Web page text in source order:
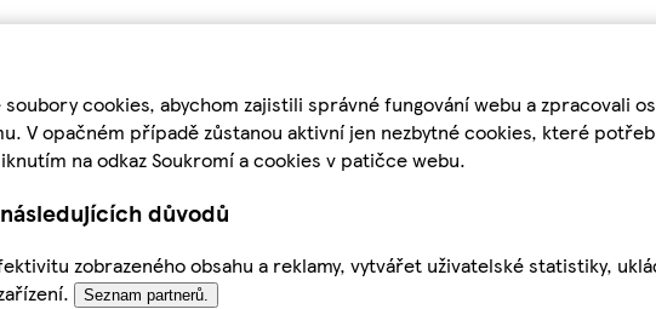
cookies, abychom zajistili správné fungování webu a zpracovali
V opačném případě zůstanou aktivní jen nezbytné cookies, které
na odkaz Soukromí a cookies v patičce webu.
důvodů
zobrazeného obsahu a reklamy, vytvářet uživatelské statistiky,
Seznam partnerů.